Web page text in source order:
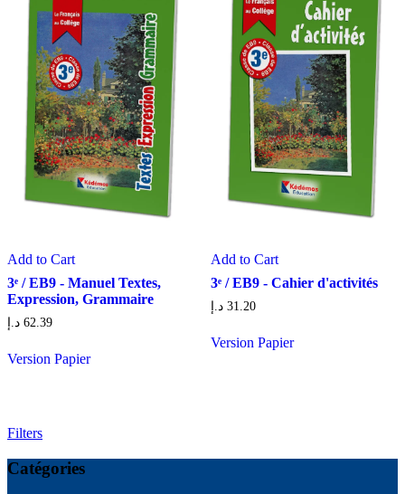
Add to Cart
3ᵉ / EB9 - Manuel Textes,
Expression, Grammaire
62.39 د.إ
Version Papier
Add to Cart
3ᵉ / EB9 - Cahier d'activités
31.20 د.إ
Version Papier
Filters
Catégories